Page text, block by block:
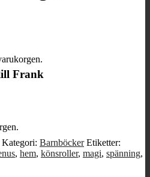
Frank
Kategori: Barnböcker Etiketter:
, hem, könsroller, magi, spänning,